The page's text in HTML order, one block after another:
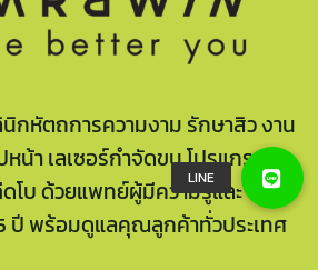
กหัตถการความงาม รักษาสิว งาน
น้า เลเซอร์กำจัดขน โปรแกรมฉีด
โบ ด้วยแพทย์ผู้มีความรู้และ
ปี พร้อมดูแลคุณลูกค้าทั่วประเทศ